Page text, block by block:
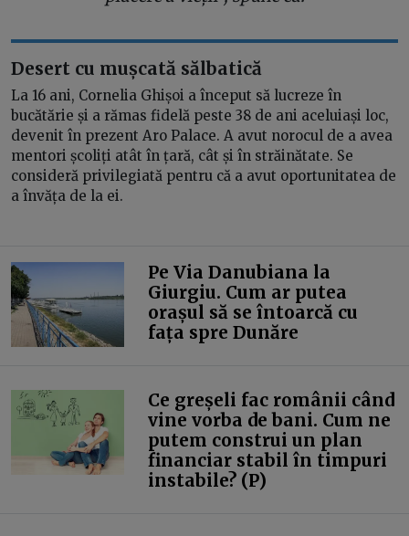
Desert cu mușcată sălbatică
La 16 ani, Cornelia Ghișoi a început să lucreze în
bucătărie și a rămas fidelă peste 38 de ani aceluiași loc,
devenit în prezent Aro Palace. A avut norocul de a avea
mentori școliți atât în țară, cât și în străinătate. Se
consideră privilegiată pentru că a avut oportunitatea de
a învăța de la ei.
Pe Via Danubiana la
Giurgiu. Cum ar putea
orașul să se întoarcă cu
fața spre Dunăre
Ce greșeli fac românii când
vine vorba de bani. Cum ne
putem construi un plan
financiar stabil în timpuri
instabile? (P)